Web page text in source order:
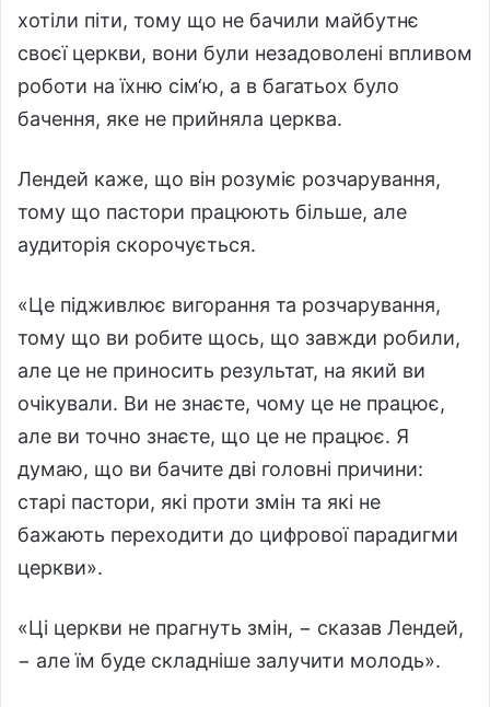
хотіли піти, тому що не бачили майбутнє
своєї церкви, вони були незадоволені впливом
роботи на їхню сім‘ю, а в багатьох було
бачення, яке не прийняла церква.
Лендей каже, що він розуміє розчарування,
тому що пастори працюють більше, але
аудиторія скорочується.
«Це підживлює вигорання та розчарування,
тому що ви робите щось, що завжди робили,
але це не приносить результат, на який ви
очікували. Ви не знаєте, чому це не працює,
але ви точно знаєте, що це не працює. Я
думаю, що ви бачите дві головні причини:
старі пастори, які проти змін та які не
бажають переходити до цифрової парадигми
церкви».
«Ці церкви не прагнуть змін, − сказав Лендей,
− але їм буде складніше залучити молодь».